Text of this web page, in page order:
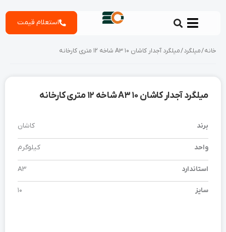
استعلام قیمت
خانه/میلگرد/ میلگرد آجدار کاشان 10 A3 شاخه 12 متری کارخانه
میلگرد آجدار کاشان 10 A3 شاخه 12 متری کارخانه
برند کاشان
واحد کیلوگرم
استاندارد A3
سایز 10